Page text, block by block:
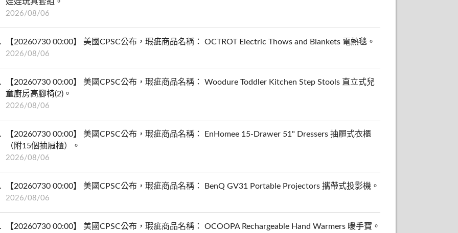
2026/08/06
【20260730 00:00】 美國CPSC公布，瑕疵商品名稱： OCTROT Electric Thows and Blankets 電熱毯。
2026/08/06
【20260730 00:00】 美國CPSC公布，瑕疵商品名稱： Woodure Toddler Kitchen Step Stools 直立式兒
童廚房高腳椅(2)。
2026/08/06
【20260730 00:00】 美國CPSC公布，瑕疵商品名稱： EnHomee 15-Drawer 51" Dressers 抽屜式衣櫃
（附15個抽屜櫃）。
2026/08/06
【20260730 00:00】 美國CPSC公布，瑕疵商品名稱： BenQ GV31 Portable Projectors 攜帶式投影機。
2026/08/06
【20260730 00:00】 美國CPSC公布，瑕疵商品名稱： OCOOPA Rechargeable Hand Warmers 暖手寶。